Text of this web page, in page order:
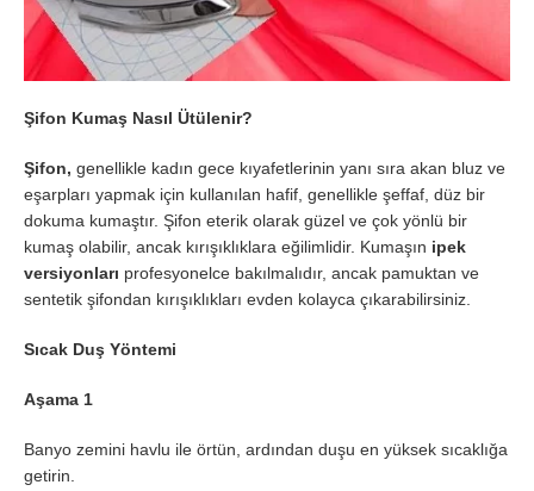
Şifon Kumaş Nasıl Ütülenir?
Şifon, genellikle kadın gece kıyafetlerinin yanı sıra akan bluz ve
eşarpları yapmak için kullanılan hafif, genellikle şeffaf, düz bir
dokuma kumaştır. Şifon eterik olarak güzel ve çok yönlü bir
kumaş olabilir, ancak kırışıklıklara eğilimlidir. Kumaşın ipek
versiyonları profesyonelce bakılmalıdır, ancak pamuktan ve
sentetik şifondan kırışıklıkları evden kolayca çıkarabilirsiniz.
Sıcak Duş Yöntemi
Aşama 1
Banyo zemini havlu ile örtün, ardından duşu en yüksek sıcaklığa
getirin.